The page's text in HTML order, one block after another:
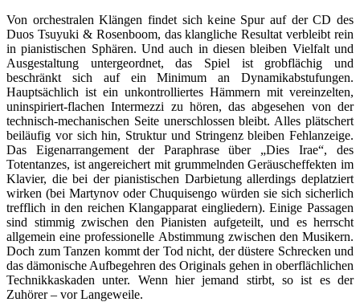
Von orchestralen Klängen findet sich keine Spur auf der CD des
Duos Tsuyuki & Rosenboom, das klangliche Resultat verbleibt rein
in pianistischen Sphären. Und auch in diesen bleiben Vielfalt und
Ausgestaltung untergeordnet, das Spiel ist grobflächig und
beschränkt sich auf ein Minimum an Dynamikabstufungen.
Hauptsächlich ist ein unkontrolliertes Hämmern mit vereinzelten,
uninspiriert-flachen Intermezzi zu hören, das abgesehen von der
technisch-mechanischen Seite unerschlossen bleibt. Alles plätschert
beiläufig vor sich hin, Struktur und Stringenz bleiben Fehlanzeige.
Das Eigenarrangement der Paraphrase über „Dies Irae“, des
Totentanzes, ist angereichert mit grummelnden Geräuscheffekten im
Klavier, die bei der pianistischen Darbietung allerdings deplatziert
wirken (bei Martynov oder Chuquisengo würden sie sich sicherlich
trefflich in den reichen Klangapparat eingliedern). Einige Passagen
sind stimmig zwischen den Pianisten aufgeteilt, und es herrscht
allgemein eine professionelle Abstimmung zwischen den Musikern.
Doch zum Tanzen kommt der Tod nicht, der düstere Schrecken und
das dämonische Aufbegehren des Originals gehen in oberflächlichen
Technikkaskaden unter. Wenn hier jemand stirbt, so ist es der
Zuhörer – vor Langeweile.